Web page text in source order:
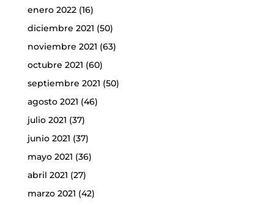
enero 2022(16)
diciembre 2021 (50)
noviembre 2021 (63)
octubre 2021 (60)
septiembre 2021 (50)
agosto 2021 (46)
julio 2021 (37)
junio 2021 (37)
mayo 2021 (36)
abril 2021 (27)
marzo 2021 (42)